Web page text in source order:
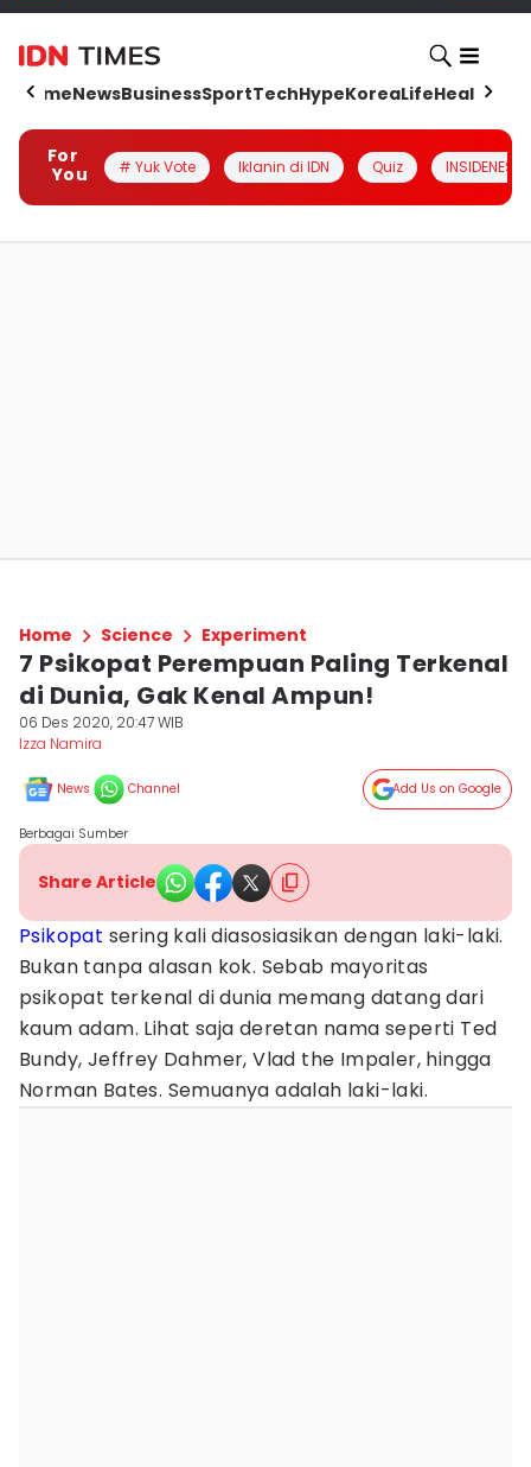
HomeNewsBusinessSportTechHypeKoreaLifeHealth
For
You
# Yuk Vote Iklanin di IDN Quiz INSIDENESIA
Home Science Experiment
7 Psikopat Perempuan Paling Terkenal
di Dunia, Gak Kenal Ampun!
06 Des 2020, 20:47 WIB
Izza Namira
News Channel Add Us on Google
Berbagai Sumber
Share Article
Psikopat sering kali diasosiasikan dengan laki-laki.
Bukan tanpa alasan kok. Sebab mayoritas
psikopat terkenal di dunia memang datang dari
kaum adam. Lihat saja deretan nama seperti Ted
Bundy, Jeffrey Dahmer, Vlad the Impaler, hingga
Norman Bates. Semuanya adalah laki-laki.